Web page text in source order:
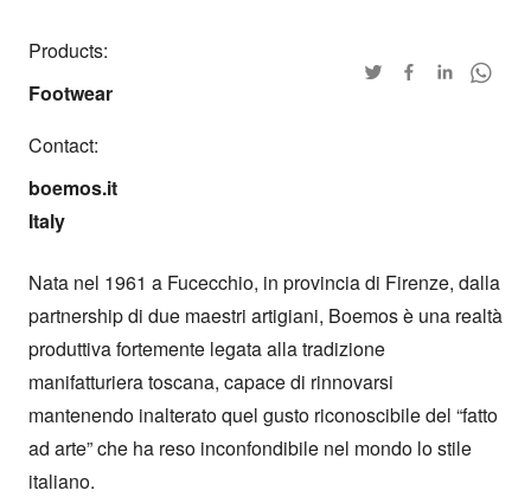
Products:
Footwear
Contact:
boemos.it
Italy
Nata nel 1961 a Fucecchio, in provincia di Firenze, dalla
partnership di due maestri artigiani, Boemos è una realtà
produttiva fortemente legata alla tradizione
manifatturiera toscana, capace di rinnovarsi
mantenendo inalterato quel gusto riconoscibile del “fatto
ad arte” che ha reso inconfondibile nel mondo lo stile
italiano.